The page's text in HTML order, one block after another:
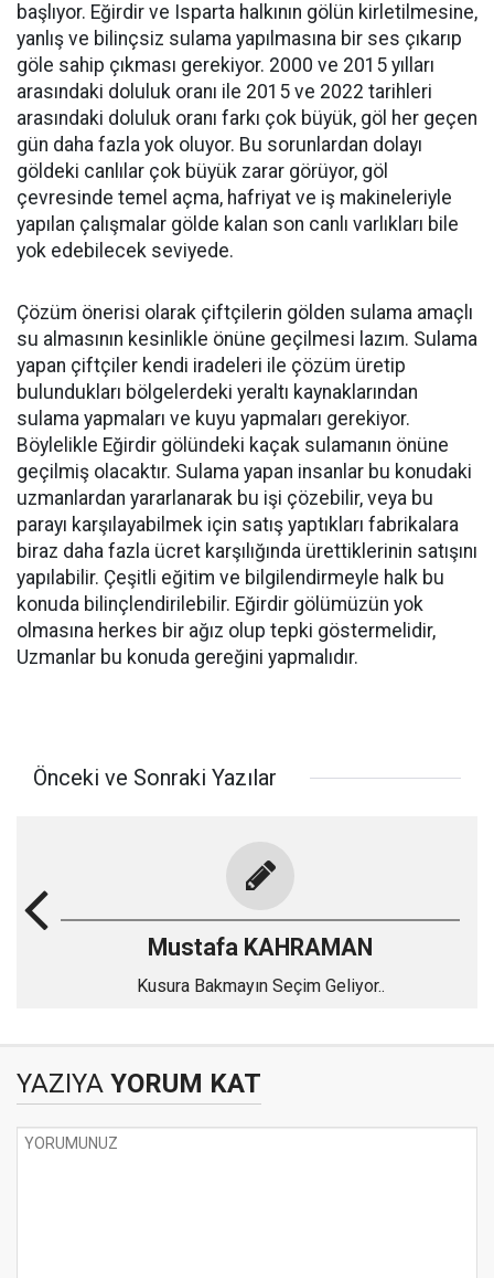
başlıyor. Eğirdir ve Isparta halkının gölün kirletilmesine,
yanlış ve bilinçsiz sulama yapılmasına bir ses çıkarıp
göle sahip çıkması gerekiyor. 2000 ve 2015 yılları
arasındaki doluluk oranı ile 2015 ve 2022 tarihleri
arasındaki doluluk oranı farkı çok büyük, göl her geçen
gün daha fazla yok oluyor. Bu sorunlardan dolayı
göldeki canlılar çok büyük zarar görüyor, göl
çevresinde temel açma, hafriyat ve iş makineleriyle
yapılan çalışmalar gölde kalan son canlı varlıkları bile
yok edebilecek seviyede.
Çözüm önerisi olarak çiftçilerin gölden sulama amaçlı
su almasının kesinlikle önüne geçilmesi lazım. Sulama
yapan çiftçiler kendi iradeleri ile çözüm üretip
bulundukları bölgelerdeki yeraltı kaynaklarından
sulama yapmaları ve kuyu yapmaları gerekiyor.
Böylelikle Eğirdir gölündeki kaçak sulamanın önüne
geçilmiş olacaktır. Sulama yapan insanlar bu konudaki
uzmanlardan yararlanarak bu işi çözebilir, veya bu
parayı karşılayabilmek için satış yaptıkları fabrikalara
biraz daha fazla ücret karşılığında ürettiklerinin satışını
yapılabilir. Çeşitli eğitim ve bilgilendirmeyle halk bu
konuda bilinçlendirilebilir. Eğirdir gölümüzün yok
olmasına herkes bir ağız olup tepki göstermelidir,
Uzmanlar bu konuda gereğini yapmalıdır.
Önceki ve Sonraki Yazılar
Mustafa KAHRAMAN
Kusura Bakmayın Seçim Geliyor..
YAZIYA YORUM KAT